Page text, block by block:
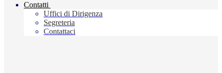
Contatti
Uffici di Dirigenza
Segreteria
Contattaci